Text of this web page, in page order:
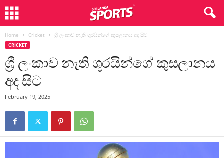
Home Cricket ශ්‍රී ලංකාව නැති ශූරයින්ගේ කුසලානය අද සිට
CRICKET
ශ්‍රී ලංකාව නැති ශූරයින්ගේ කුසලානය
අද සිට
February 19, 2025